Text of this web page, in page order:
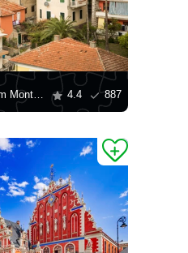
Arquitetura de casas em Montenegro 4.4 887